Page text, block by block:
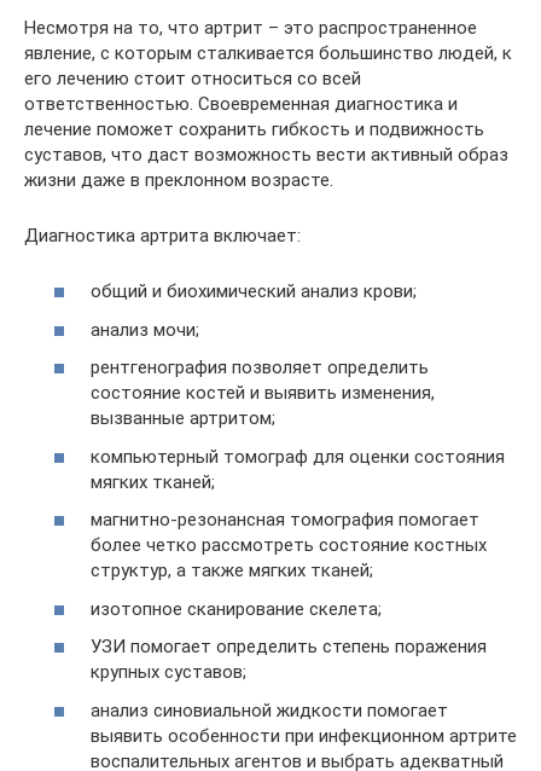
Несмотря на то, что артрит – это распространенное
явление, с которым сталкивается большинство людей, к
его лечению стоит относиться со всей
ответственностью. Своевременная диагностика и
лечение поможет сохранить гибкость и подвижность
суставов, что даст возможность вести активный образ
жизни даже в преклонном возрасте.
Диагностика артрита включает:
общий и биохимический анализ крови;
анализ мочи;
рентгенография позволяет определить
состояние костей и выявить изменения,
вызванные артритом;
компьютерный томограф для оценки состояния
мягких тканей;
магнитно-резонансная томография помогает
более четко рассмотреть состояние костных
структур, а также мягких тканей;
изотопное сканирование скелета;
УЗИ помогает определить степень поражения
крупных суставов;
анализ синовиальной жидкости помогает
выявить особенности при инфекционном артрите
воспалительных агентов и выбрать адекватный